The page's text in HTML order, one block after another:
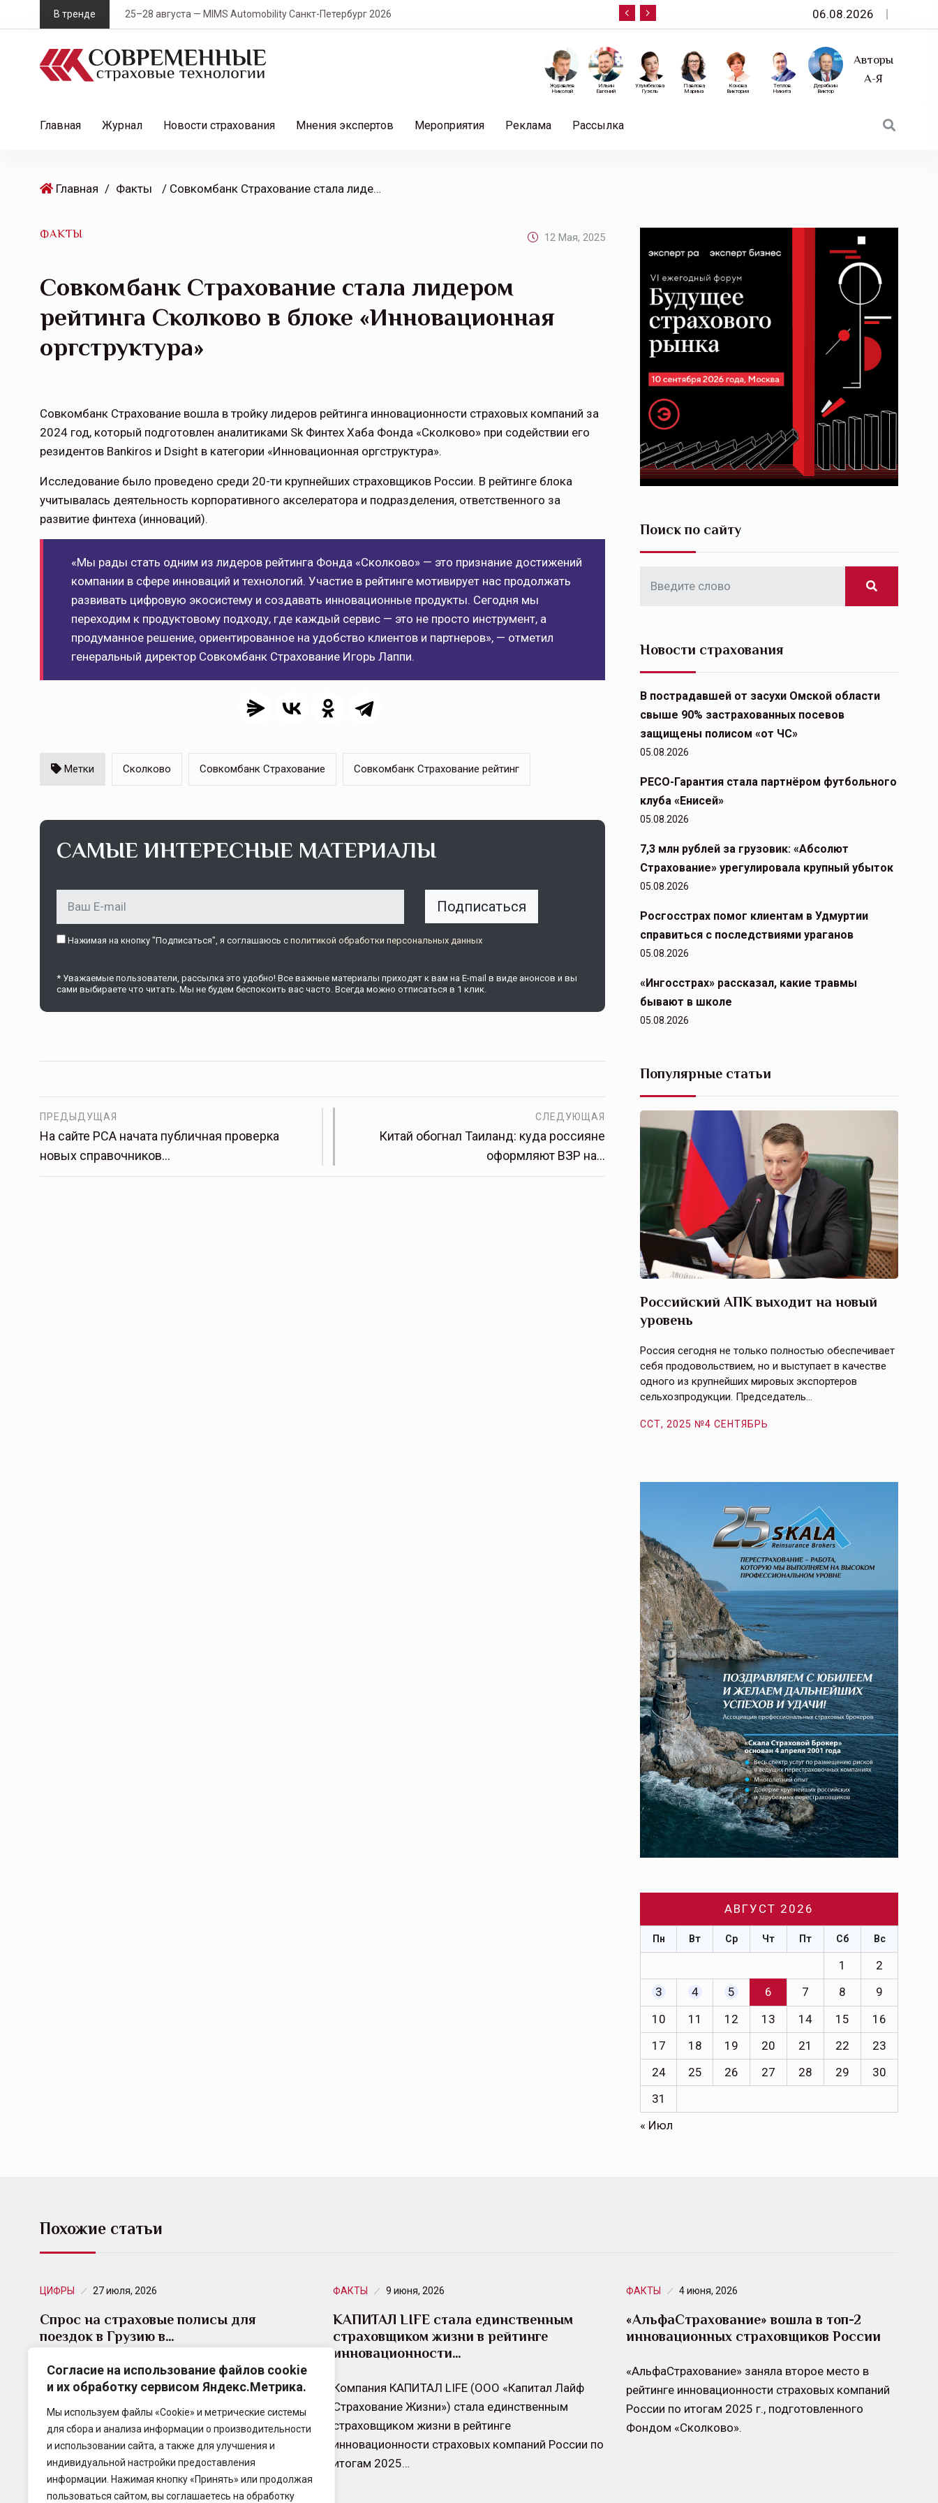
Согласие на использование файлов cookie
и их обработку сервисом Яндекс.Метрика.
Мы используем файлы «Cookie» и метрические системы
для сбора и анализа информации о производительности
и использовании сайта, а также для улучшения и
индивидуальной настройки предоставления
информации. Нажимая кнопку «Принять» или продолжая
пользоваться сайтом, вы соглашаетесь на обработку
k
В тренде 25–28 августа — MIMS Automobility Санкт-Петербург 2026 10 сентября — «Эксперт РА» приглашает на
06.08.2026
Авторы
А-Я
Дерябкин
Виктор
Теплов
Никита
Конова
Виктория
Павлова
Марина
Улумбекова
Гузель
Ильин
Евгений
Журавлев
Николай
Главная Журнал Новости страхования Мнения экспертов Мероприятия Реклама Рассылка
Главная / Факты / Совкомбанк Страхование стала лидером рейтинга Сколково в блоке «Инновационная оргструктура»
ФАКТЫ 12 Мая, 2025
Совкомбанк Страхование стала лидером
рейтинга Сколково в блоке «Инновационная
оргструктура»
Совкомбанк Страхование вошла в тройку лидеров рейтинга инновационности страховых компаний за
2024 год, который подготовлен аналитиками Sk Финтех Хаба Фонда «Сколково» при содействии его
резидентов Bankiros и Dsight в категории «Инновационная оргструктура».
Исследование было проведено среди 20-ти крупнейших страховщиков России. В рейтинге блока
учитывалась деятельность корпоративного акселератора и подразделения, ответственного за
развитие финтеха (инноваций).
«Мы рады стать одним из лидеров рейтинга Фонда «Сколково» — это признание достижений
компании в сфере инноваций и технологий. Участие в рейтинге мотивирует нас продолжать
развивать цифровую экосистему и создавать инновационные продукты. Сегодня мы
переходим к продуктовому подходу, где каждый сервис — это не просто инструмент, а
продуманное решение, ориентированное на удобство клиентов и партнеров», — отметил
генеральный директор Совкомбанк Страхование Игорь Лаппи.
Метки Сколково Совкомбанк Страхование Совкомбанк Страхование рейтинг
САМЫЕ ИНТЕРЕСНЫЕ МАТЕРИАЛЫ
Подписаться
Нажимая на кнопку "Подписаться", я соглашаюсь c политикой обработки персональных данных
* Уважаемые пользователи, рассылка это удобно! Все важные материалы приходят к вам на E-mail в виде анонсов и вы
сами выбираете что читать. Мы не будем беспокоить вас часто. Всегда можно отписаться в 1 клик.
ПРЕДЫДУЩАЯ
На сайте РСА начата публичная проверка
новых справочников…
СЛЕДУЮЩАЯ
Китай обогнал Таиланд: куда россияне
оформляют ВЗР на…
Поиск по сайту
Новости страхования
В пострадавшей от засухи Омской области
свыше 90% застрахованных посевов
защищены полисом «от ЧС»
05.08.2026
РЕСО-Гарантия стала партнёром футбольного
клуба «Енисей»
05.08.2026
7,3 млн рублей за грузовик: «Абсолют
Страхование» урегулировала крупный убыток
05.08.2026
Росгосстрах помог клиентам в Удмуртии
справиться с последствиями ураганов
05.08.2026
«Ингосстрах» рассказал, какие травмы
бывают в школе
05.08.2026
Популярные статьи
Российский АПК выходит на новый
уровень
Россия сегодня не только полностью обеспечивает
себя продовольствием, но и выступает в качестве
одного из крупнейших мировых экспортеров
сельхозпродукции. Председатель…
ССТ, 2025 №4 СЕНТЯБРЬ
АВГУСТ 2026
Пн Вт Ср Чт Пт Сб Вс
1
2
3
4 5 6 7 8
9
10
11 12 13 14 15
16
17
18 19 20 21 22
23
24
25 26 27 28 29
30
31
« Июл
Похожие статьи
ЦИФРЫ 27 июля, 2026
Спрос на страховые полисы для
поездок в Грузию в…
По итогам первого полугодия 2026 года спрос на
страховые полисы для выезжающих в Грузию
среди клиентов Совкомбанк Страхование вырос
в восемь…
ФАКТЫ 9 июня, 2026
КАПИТАЛ LIFE стала единственным
страховщиком жизни в рейтинге
инновационности…
Компания КАПИТАЛ LIFE (ООО «Капитал Лайф
Страхование Жизни») стала единственным
страховщиком жизни в рейтинге
инновационности страховых компаний России по
итогам 2025…
ФАКТЫ 4 июня, 2026
«АльфаСтрахование» вошла в топ-2
инновационных страховщиков России
«АльфаСтрахование» заняла второе место в
рейтинге инновационности страховых компаний
России по итогам 2025 г., подготовленного
Фондом «Сколково».